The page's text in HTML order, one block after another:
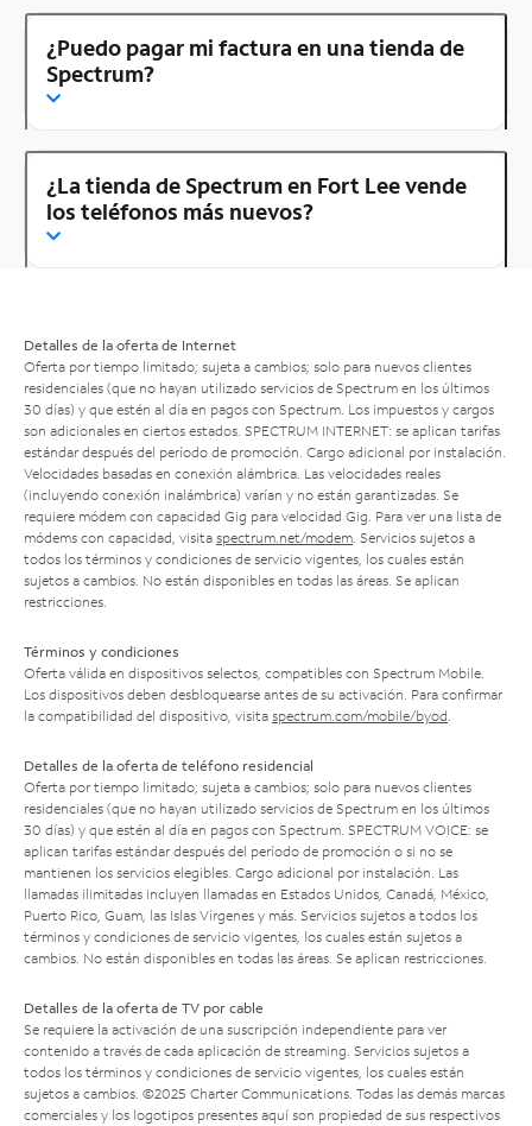
¿Puedo pagar mi factura en una tienda de
Spectrum?
¿La tienda de Spectrum en Fort Lee vende
los teléfonos más nuevos?
Detalles de la oferta de Internet
Oferta por tiempo limitado; sujeta a cambios; solo para nuevos clientes
residenciales (que no hayan utilizado servicios de Spectrum en los últimos
30 días) y que estén al día en pagos con Spectrum. Los impuestos y cargos
son adicionales en ciertos estados. SPECTRUM INTERNET: se aplican tarifas
estándar después del período de promoción. Cargo adicional por instalación.
Velocidades basadas en conexión alámbrica. Las velocidades reales
(incluyendo conexión inalámbrica) varían y no están garantizadas. Se
requiere módem con capacidad Gig para velocidad Gig. Para ver una lista de
módems con capacidad, visita spectrum.net/modem. Servicios sujetos a
todos los términos y condiciones de servicio vigentes, los cuales están
sujetos a cambios. No están disponibles en todas las áreas. Se aplican
restricciones.
Términos y condiciones
Oferta válida en dispositivos selectos, compatibles con Spectrum Mobile.
Los dispositivos deben desbloquearse antes de su activación. Para confirmar
la compatibilidad del dispositivo, visita spectrum.com/mobile/byod.
Detalles de la oferta de teléfono residencial
Oferta por tiempo limitado; sujeta a cambios; solo para nuevos clientes
residenciales (que no hayan utilizado servicios de Spectrum en los últimos
30 días) y que estén al día en pagos con Spectrum. SPECTRUM VOICE: se
aplican tarifas estándar después del período de promoción o si no se
mantienen los servicios elegibles. Cargo adicional por instalación. Las
llamadas ilimitadas incluyen llamadas en Estados Unidos, Canadá, México,
Puerto Rico, Guam, las Islas Vírgenes y más. Servicios sujetos a todos los
términos y condiciones de servicio vigentes, los cuales están sujetos a
cambios. No están disponibles en todas las áreas. Se aplican restricciones.
Detalles de la oferta de TV por cable
Se requiere la activación de una suscripción independiente para ver
contenido a través de cada aplicación de streaming. Servicios sujetos a
todos los términos y condiciones de servicio vigentes, los cuales están
sujetos a cambios. ©2025 Charter Communications. Todas las demás marcas
comerciales y los logotipos presentes aquí son propiedad de sus respectivos